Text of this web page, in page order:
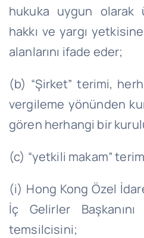
hukuka uygun olarak
hakkı ve yargı
alanlarını ifade eder;
(b) “Şirket” terimi,
vergileme yönünden
gören herhangi bir
(c) “yetkili makam”
(i) Hong Kong Özel
İç Gelirler
temsilcisini;